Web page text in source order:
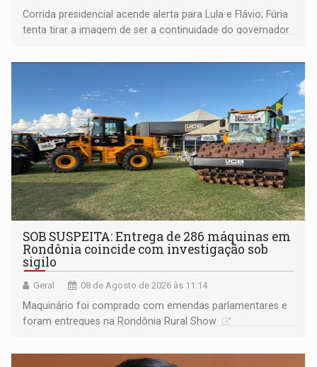
Corrida presidencial acende alerta para Lula e Flávio; Fúria
tenta tirar a imagem de ser a continuidade do governador
não ter entrado no modo eleição; ABAV faz evento em
SOB SUSPEITA: Entrega de 286 máquinas em
Rondônia coincide com investigação sob
sigilo
Geral 08 de Agosto de 2026 às 11:14
Maquinário foi comprado com emendas parlamentares e
foram entregues na Rondônia Rural Show